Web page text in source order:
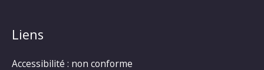
Liens
Accessibilité : non conforme